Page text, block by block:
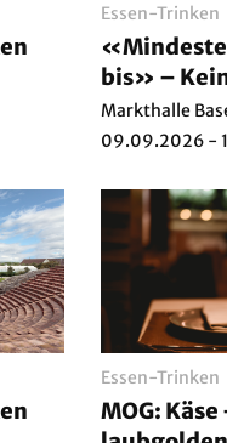
Essen-Trinken
bis» –
Markthalle
09.09.2026 -
Essen-Trinken
MOG: